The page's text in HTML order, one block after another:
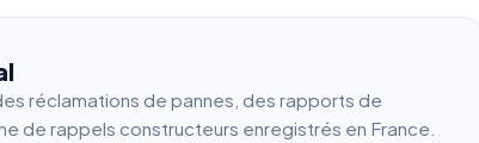
réclamations de pannes, des rapports de
de rappels constructeurs enregistrés en France.